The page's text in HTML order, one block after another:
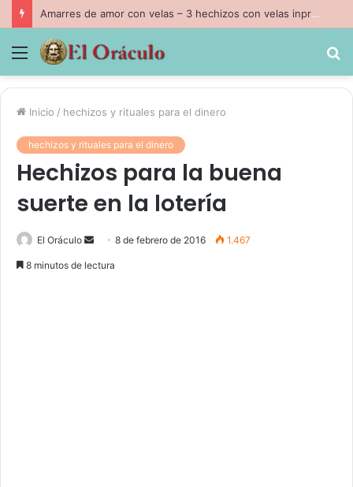
Amarres de amor con velas – 3 hechizos con velas inpresindibles con magia negra
Menú
Inicio / hechizos y rituales para el dinero
hechizos y rituales para el dinero
Hechizos para la buena
suerte en la lotería
El Oráculo
Send8 de febrero de 2016 1.467
8 minutos de lectura